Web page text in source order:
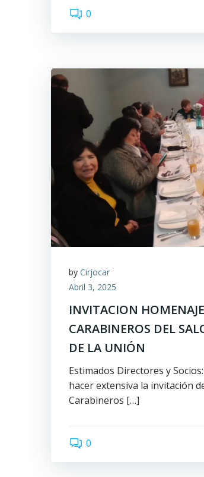
0
by Cirjocar
Abril 3, 2025
INVITACION
CARABINEROS DEL
DE LA UNIÓN
Estimados Directores y
hacer extensiva la invitación
Carabineros […]
0